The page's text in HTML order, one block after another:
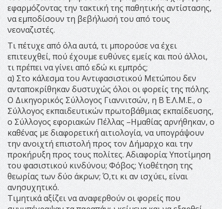
εφαρμόζοντας την τακτική της παθητικής αντίστασης,
να εμποδίσουν τη βεβήλωσή του από τους
νεοναζιστές.
Τι πέτυχε από όλα αυτά, τι μπορούσε να έχει
επιτευχθεί, πού έχουμε ευθύνες εμείς και πού άλλοι,
τι πρέπει να γίνει από εδώ κι εμπρός;
α) Στο κάλεσμα του Αντιφασιστικού Μετώπου δεν
ανταποκρίθηκαν δυστυχώς όλοι οι φορείς της πόλης.
Ο Δικηγορικός Σύλλογος Γιαννιτσών, η Β΄ Ε.Λ.Μ.Ε., ο
Σύλλογος εκπαιδευτικών πρωτοβάθμιας εκπαίδευσης,
ο Σύλλογος εφοριακών Πέλλας –Ημαθίας αρνήθηκαν, ο
καθένας με διαφορετική αιτιολογία, να υπογράψουν
την ανοιχτή επιστολή προς τον Δήμαρχο και την
προκήρυξη προς τους πολίτες. Αδιαφορία; Υποτίμηση
του φασιστικού κινδύνου; Φόβος; Υιοθέτηση της
θεωρίας των δύο άκρων; Ό,τι κι αν ισχύει, είναι
ανησυχητικό.
Τιμητικά αξίζει να αναφερθούν οι φορείς που